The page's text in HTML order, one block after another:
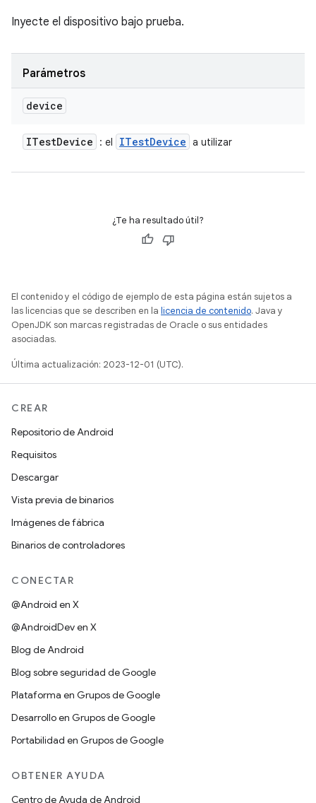
Inyecte el dispositivo bajo prueba.
Parámetros
device
ITestDevice : el ITestDevice a utilizar
¿Te ha resultado útil?
El contenido y el código de ejemplo de esta página están sujetos a
las licencias que se describen en la licencia de contenido. Java y
OpenJDK son marcas registradas de Oracle o sus entidades
asociadas.
Última actualización: 2023-12-01 (UTC).
CREAR
Repositorio de Android
Requisitos
Descargar
Vista previa de binarios
Imágenes de fábrica
Binarios de controladores
CONECTAR
@Android en X
@AndroidDev en X
Blog de Android
Blog sobre seguridad de Google
Plataforma en Grupos de Google
Desarrollo en Grupos de Google
Portabilidad en Grupos de Google
OBTENER AYUDA
Centro de Ayuda de Android